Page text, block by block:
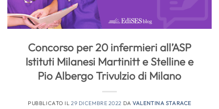
Concorso per 20 infermieri all’ASP
Istituti Milanesi Martinitt e Stelline e
Pio Albergo Trivulzio di Milano
PUBBLICATO IL29 DICEMBRE 2022 DAVALENTINA STARACE